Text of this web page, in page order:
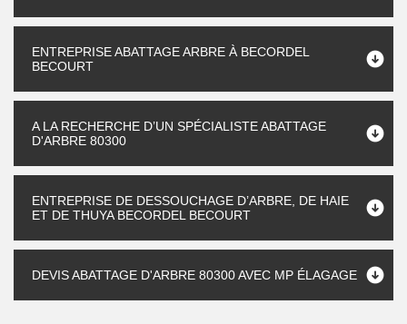
ENTREPRISE ABATTAGE ARBRE À BECORDEL
BECOURT
A LA RECHERCHE D’UN SPÉCIALISTE ABATTAGE
D'ARBRE 80300
ENTREPRISE DE DESSOUCHAGE D’ARBRE, DE HAIE
ET DE THUYA BECORDEL BECOURT
DEVIS ABATTAGE D'ARBRE 80300 AVEC MP ÉLAGAGE